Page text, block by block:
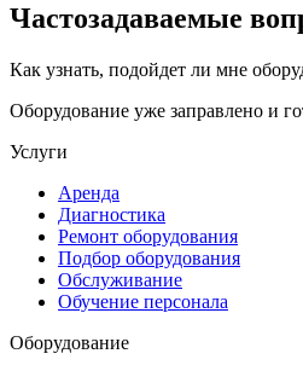
Частозадаваемые
Как узнать, подойдет ли мне
Оборудование уже заправлено и
Услуги
Аренда
Диагностика
Ремонт оборудования
Подбор оборудования
Обслуживание
Обучение персонала
Оборудование